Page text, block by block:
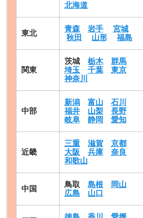
北海道
東北
青森 岩手
宮城
秋田
山形 福島
関東
茨城 栃木
群馬
埼玉
千葉
東京
神奈川
中部
新潟 富山
石川
福井
山梨
長野
岐阜
静岡 愛知
近畿
三重 滋賀
京都
大阪
兵庫
奈良
和歌山
中国
鳥取 島根
岡山
広島
山口